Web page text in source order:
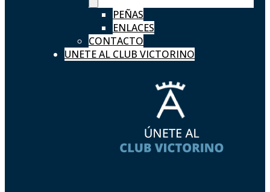
PEÑAS
ENLACES
CONTACTO
UNETE AL CLUB VICTORINO